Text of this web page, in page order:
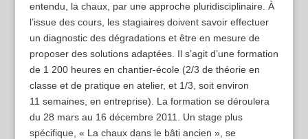
entendu, la chaux, par une approche pluridisciplinaire. À
l’issue des cours, les stagiaires doivent savoir effectuer
un diagnostic des dégradations et être en mesure de
proposer des solutions adaptées. Il s’agit d’une formation
de 1 200 heures en chantier-école (2/3 de théorie en
classe et de pratique en atelier, et 1/3, soit environ
11 semaines, en entreprise). La formation se déroulera
du 28 mars au 16 décembre 2011. Un stage plus
spécifique, « La chaux dans le bâti ancien », se